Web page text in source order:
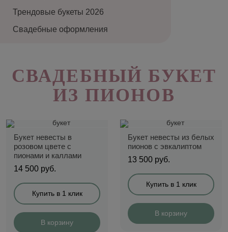
Трендовые букеты 2026
Свадебные оформления
СВАДЕБНЫЙ БУКЕТ
ИЗ ПИОНОВ
Букет невесты в
розовом цвете с
пионами и каллами
14 500 руб.
Купить в 1 клик
В корзину
Букет невесты из белых
пионов с эвкалиптом
13 500 руб.
Купить в 1 клик
В корзину